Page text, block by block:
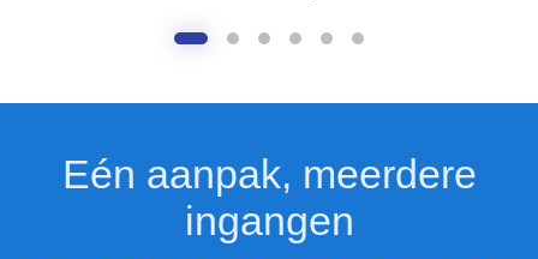
Eén aanpak, meerdere
ingangen